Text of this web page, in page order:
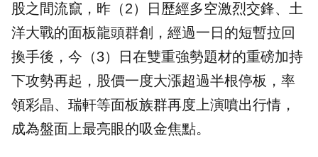
股之間流竄，昨（2）日歷經多空激烈交鋒、土
洋大戰的面板龍頭群創 ，經過一日的短暫拉回
換手後，今（3）日在雙重強勢題材的重磅加持
下攻勢再起， 股價一度大漲超過半根停板，率
領彩晶、 瑞軒等面板族群再度上演噴出行情，
成為盤面上最亮眼的吸金焦點。